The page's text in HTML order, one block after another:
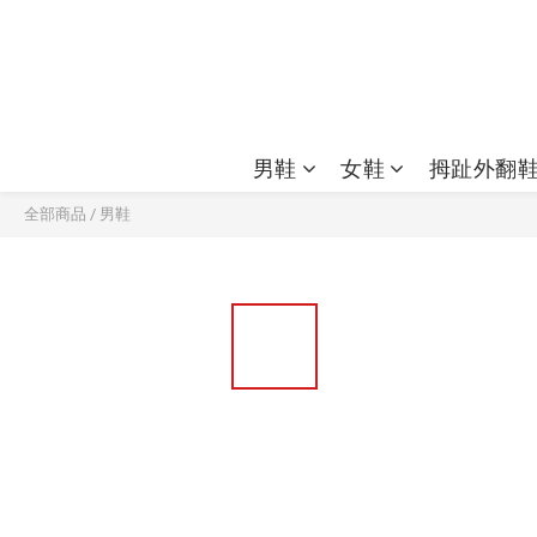
男鞋 女鞋 拇趾外翻
全部商品 / 男鞋